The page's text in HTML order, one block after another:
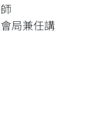
局兼任講